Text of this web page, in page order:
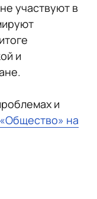
участвуют в
и
и
на